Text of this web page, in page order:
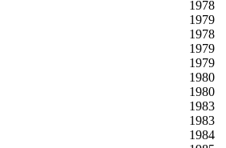
1978
1979
1978
1979
1979
1980
1980
1983
1983
1984